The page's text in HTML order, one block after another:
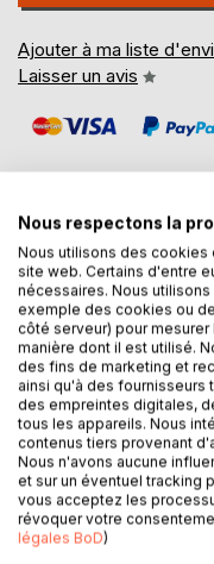
Ajouter à ma liste
Laisser un avis
DESCRIPTION
"Les mots qui vont
ignorons d'eux." René
A l'instar de cette
révèle une métanoia ,
esprit à renaître d'une
allant au delà de ce
transformation en soi.
Par un travail
chacun pourra se
jusque là et aller vers
Nous respectons la
Nous utilisons des cookies
site web. Certains d'entre
nécessaires. Nous
exemple des cookies ou
côté serveur) pour
manière dont il est utilisé.
des fins de marketing et
ainsi qu'à des
des empreintes digitales,
tous les appareils. Nous
contenus tiers provenant
Nous n'avons aucune
et sur un éventuel tracking
vous acceptez les
révoquer votre
légales BoD)